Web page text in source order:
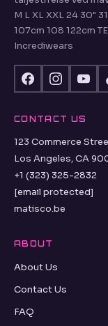
M L XL XXL 24 30"
107cm 108 122cm
Incrediwears
CONTACT US
123 Commerce
Los Angeles, CA
+1 (323) 325-2832
[email protected]
matisco.be
ABOUT
About Us
Contact Us
FAQ